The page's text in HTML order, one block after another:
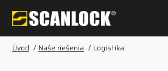
Úvod / Naše riešenia / Logistika